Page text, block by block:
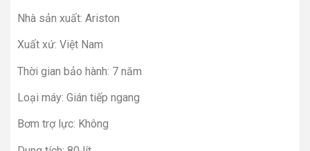
Nhà sản xuất: Ariston
Xuất xứ: Việt Nam
Thời gian bảo hành: 7 năm
Loại máy: Gián tiếp ngang
Bơm trợ lực: Không